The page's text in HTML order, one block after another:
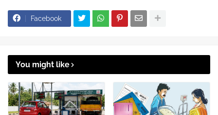
Facebook
You might like